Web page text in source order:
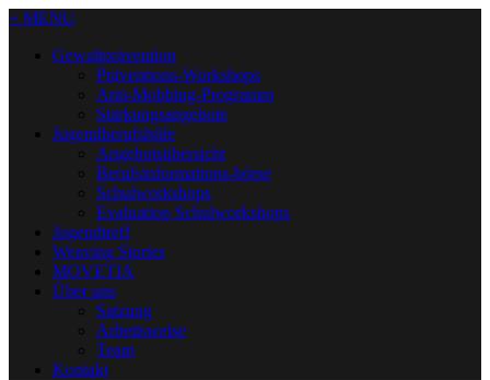
+ MENU
Gewaltprävention
Präventions-Workshops
Anti-Mobbing-Programm
Stärkungsangebote
Jugendberufshilfe
Angebotsübersicht
Berufsinformations-börse
Schulworkshops
Evaluation Schulworkshops
Jugendtreff
Weaving Stories
MOVETIA
Über uns
Satzung
Arbeitsweise
Team
Kontakt